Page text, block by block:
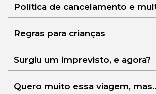
Política de cancelamento e
Regras para crianças
Surgiu um imprevisto, e agora?
Quero muito essa viagem,